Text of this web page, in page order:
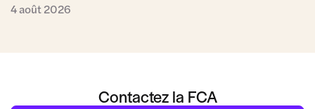
4 août 2026
Contactez la FCA